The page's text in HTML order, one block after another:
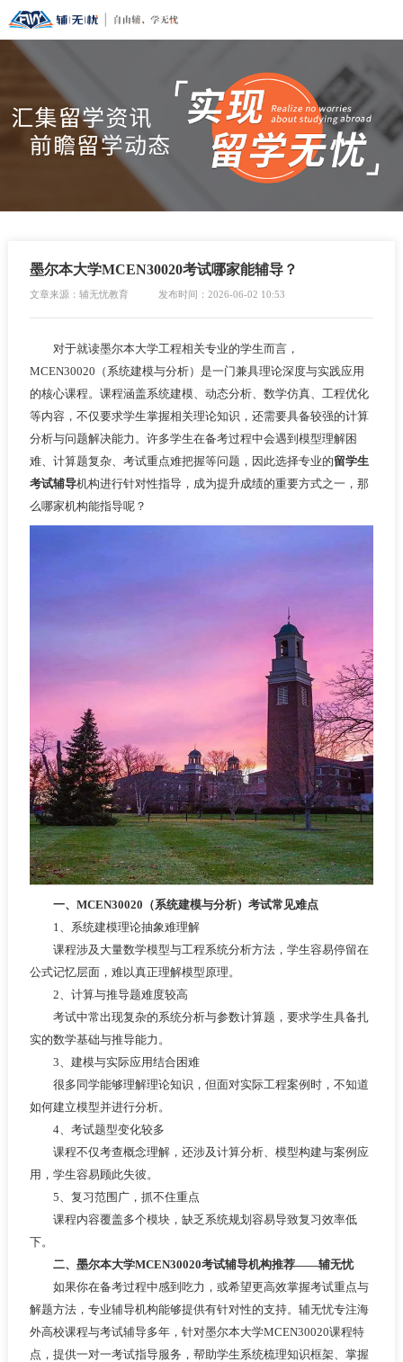
墨尔本大学MCEN30020考试哪家能辅导？
文章来源：辅无忧教育 发布时间：2026-06-02 10:53
对于就读墨尔本大学工程相关专业的学生而言，
MCEN30020（系统建模与分析）是一门兼具理论深度与实践应用
的核心课程。课程涵盖系统建模、动态分析、数学仿真、工程优化
等内容，不仅要求学生掌握相关理论知识，还需要具备较强的计算
分析与问题解决能力。许多学生在备考过程中会遇到模型理解困
难、计算题复杂、考试重点难把握等问题，因此选择专业的留学生
考试辅导机构进行针对性指导，成为提升成绩的重要方式之一，那
么哪家机构能指导呢？
一、MCEN30020（系统建模与分析）考试常见难点
1、系统建模理论抽象难理解
课程涉及大量数学模型与工程系统分析方法，学生容易停留在
公式记忆层面，难以真正理解模型原理。
2、计算与推导题难度较高
考试中常出现复杂的系统分析与参数计算题，要求学生具备扎
实的数学基础与推导能力。
3、建模与实际应用结合困难
很多同学能够理解理论知识，但面对实际工程案例时，不知道
如何建立模型并进行分析。
4、考试题型变化较多
课程不仅考查概念理解，还涉及计算分析、模型构建与案例应
用，学生容易顾此失彼。
5、复习范围广，抓不住重点
课程内容覆盖多个模块，缺乏系统规划容易导致复习效率低
下。
二、墨尔本大学MCEN30020考试辅导机构推荐——辅无忧
如果你在备考过程中感到吃力，或希望更高效掌握考试重点与
解题方法，专业辅导机构能够提供有针对性的支持。辅无忧专注海
外高校课程与考试辅导多年，针对墨尔本大学MCEN30020课程特
点，提供一对一考试指导服务，帮助学生系统梳理知识框架、掌握